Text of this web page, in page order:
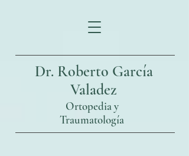
Dr. Roberto García
Valadez
Ortopedia y
Traumatología